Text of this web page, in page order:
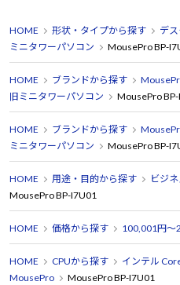
HOME 形状・タイプから探す
デ
ミニタワーパソコン
MousePro BP-
HOME ブランドから探す
旧ミニタワーパソコン
MousePro
HOME ブランドから探す
ミニタワーパソコン
MousePro BP-
HOME 用途・目的から探す
ビジ
MousePro BP-I7U01
HOME 価格から探す 100,001円～
HOME CPUから探す インテル
MousePro
MousePro BP-I7U01